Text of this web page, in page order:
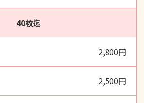
40枚迄
2,800円
2,500円